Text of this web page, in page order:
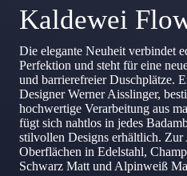
Kaldewei
Die elegante Neuheit verbindet
Perfektion und steht für eine
und barrierefreier Duschplätze.
Designer Werner Aisslinger,
hochwertige Verarbeitung aus
fügt sich nahtlos in jedes
stilvollen Designs erhältlich. Zur
Oberflächen in Edelstahl,
Schwarz Matt und Alpinweiß